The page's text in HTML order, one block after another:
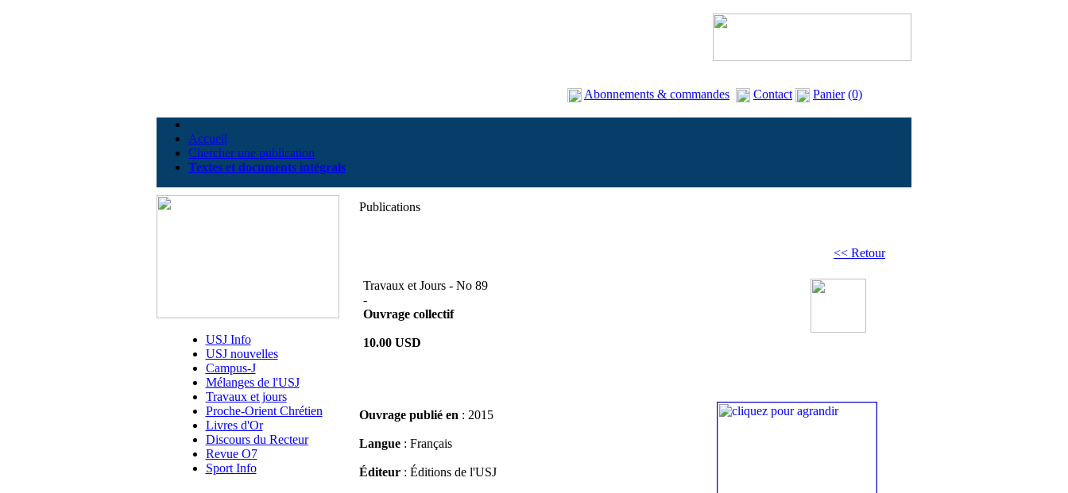
Abonnements & commandes Contact Panier (0)
Accueil
Chercher une publication
Textes et documents intégrals
USJ Info
USJ nouvelles
Campus-J
Mélanges de l'USJ
Travaux et jours
Proche-Orient Chrétien
Livres d'Or
Discours du Recteur
Revue O7
Sport Info
Publications
<< Retour
Travaux et Jours - No 89
-
Ouvrage collectif
10.00 USD
Ouvrage publié en : 2015
Langue : Français
Éditeur : Éditions de l'USJ